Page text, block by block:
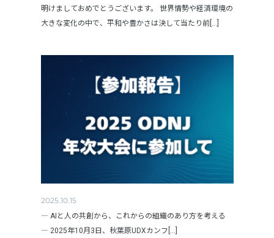
明けましておめでとうございます。 世界情勢や経済環境の
大きな変化の中で、平和や豊かさは決して当たり前[...]
2025.10.15
― AIと人の共創から、これからの組織のあり方を考える
― 2025年10月3日、秋葉原UDXカンフ[...]